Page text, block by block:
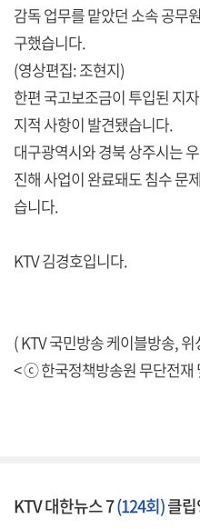
감독 업무를 맡았던 소속 공무
구했습니다.
(영상편집: 조현지)
한편 국고보조금이 투입된 지
지적 사항이 발견됐습니다.
대구광역시와 경북 상주시는
진해 사업이 완료돼도 침수 문
습니다.
KTV 김경호입니다.
( KTV 국민방송 케이블방송,
< ⓒ 한국정책방송원 무단전재
KTV 대한뉴스 7(124회)클